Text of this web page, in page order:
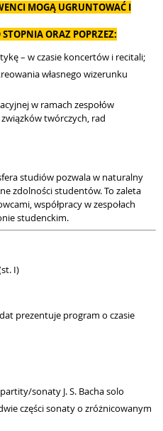
MOGĄ UGRUNTOWAĆ I
ORAZ POPRZEZ:
– w czasie koncertów i recitali;
własnego wizerunku
w ramach zespołów
twórczych, rad
studiów pozwala w naturalny
zdolności studentów. To zaleta
współpracy w zespołach
studenckim.
I)
prezentuje program o czasie
sonaty J. S. Bacha solo
części sonaty o zróżnicowanym